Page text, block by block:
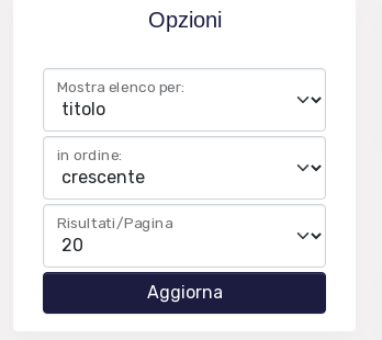
Opzioni
Mostra elenco per:
in ordine:
Risultati/Pagina